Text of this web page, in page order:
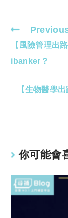
Read
more
articles
【風險管理出
ibanker？
【生物醫學
你可能會